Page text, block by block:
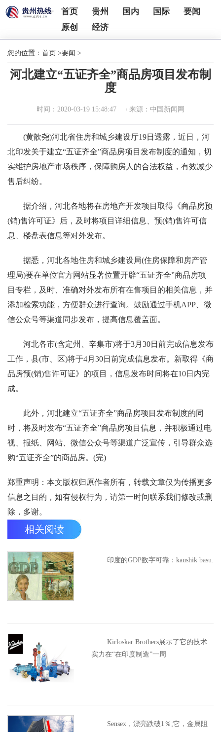
首页 贵州 国内 国际
要闻
原创
经济
您的位置： 首页 >要闻 >
河北建立“五证齐全”商品房项目发布制
度
时间：2020-03-19 15:48:47 来源：中国新闻网
(黄歆尧)河北省住房和城乡建设厅19日透露，近日，河
北印发关于建立“五证齐全”商品房项目发布制度的通知，切
实维护房地产市场秩序，保障购房人的合法权益，有效减少
售后纠纷。
据介绍，河北各地将在房地产开发项目取得《商品房预
(销)售许可证》后，及时将项目详细信息、预(销)售许可信
息、楼盘表信息等对外发布。
据悉，河北各地住房和城乡建设局(住房保障和房产管
理局)要在单位官方网站显著位置开辟“五证齐全”商品房项
目专栏，及时、准确对外发布所有在售项目的相关信息，并
添加检索功能，方便群众进行查询。鼓励通过手机APP、微
信公众号等渠道同步发布，提高信息覆盖面。
河北各市(含定州、辛集市)将于3月30日前完成信息发布
工作，县(市、区)将于4月30日前完成信息发布。新取得《商
品房预(销)售许可证》的项目，信息发布时间将在10日内完
成。
此外，河北建立“五证齐全”商品房项目发布制度的同
时，将及时发布“五证齐全”商品房项目信息，并积极通过电
视、报纸、网站、微信公众号等渠道广泛宣传，引导群众选
购“五证齐全”的商品房。(完)
郑重声明：本文版权归原作者所有，转载文章仅为传播更多
信息之目的，如有侵权行为，请第一时间联系我们修改或删
除，多谢。
相关阅读
印度的GDP数字可靠：kaushik basu.
Kirloskar Brothers展示了它的技术
实力在“在印度制造”一周
Sensex，漂亮跌破1％;它，金属阻